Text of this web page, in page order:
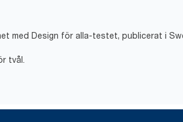
med Design för alla-testet, publicerat i
tvål.